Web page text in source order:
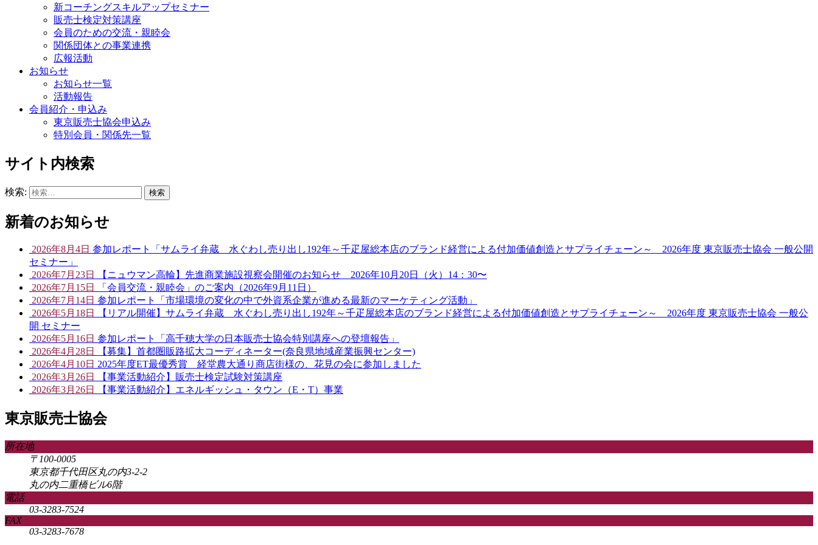
新コーチングスキルアップセミナー
販売士検定対策講座
会員のための交流・親睦会
関係団体との事業連携
広報活動
お知らせ
お知らせ一覧
活動報告
会員紹介・申込み
東京販売士協会申込み
特別会員・関係先一覧
サイト内検索
検索:
新着のお知らせ
2026年8月4日 参加レポート「サムライ弁蔵 水ぐわし売り出し192年～千疋屋総本店のブランド経営による付加価値創造とサプライチェーン～ 2026年度 東京販売士協会 一般公開
セミナー」
2026年7月23日
【ニュウマン高輪】先進商業施設視察会開催のお知らせ 2026年10月20日（火）14：30〜
2026年7月15日
「会員交流・親睦会」のご案内（2026年9月11日）
2026年7月14日 参加レポート「市場環境の変化の中で外資系企業が進める最新のマーケティング活動」
2026年5月18日
【リアル開催】サムライ弁蔵 水ぐわし売り出し192年～千疋屋総本店のブランド経営による付加価値創造とサプライチェーン～ 2026年度 東京販売士協会 一般公
開 セミナー
2026年5月16日 参加レポート「高千穂大学の日本販売士協会特別講座への登壇報告」
2026年4月28日
【募集】首都圏販路拡大コーディネーター(奈良県地域産業振興センター)
2026年4月10日 2025年度ET最優秀賞 経堂農大通り商店街様の、花見の会に参加しました
2026年3月26日
【事業活動紹介】販売士検定試験対策講座
2026年3月26日
【事業活動紹介】エネルギッシュ・タウン（E・T）事業
東京販売士協会
所在地
〒100-0005
東京都千代田区丸の内3-2-2
丸の内二重橋ビル6階
電話
03-3283-7524
FAX
03-3283-7678